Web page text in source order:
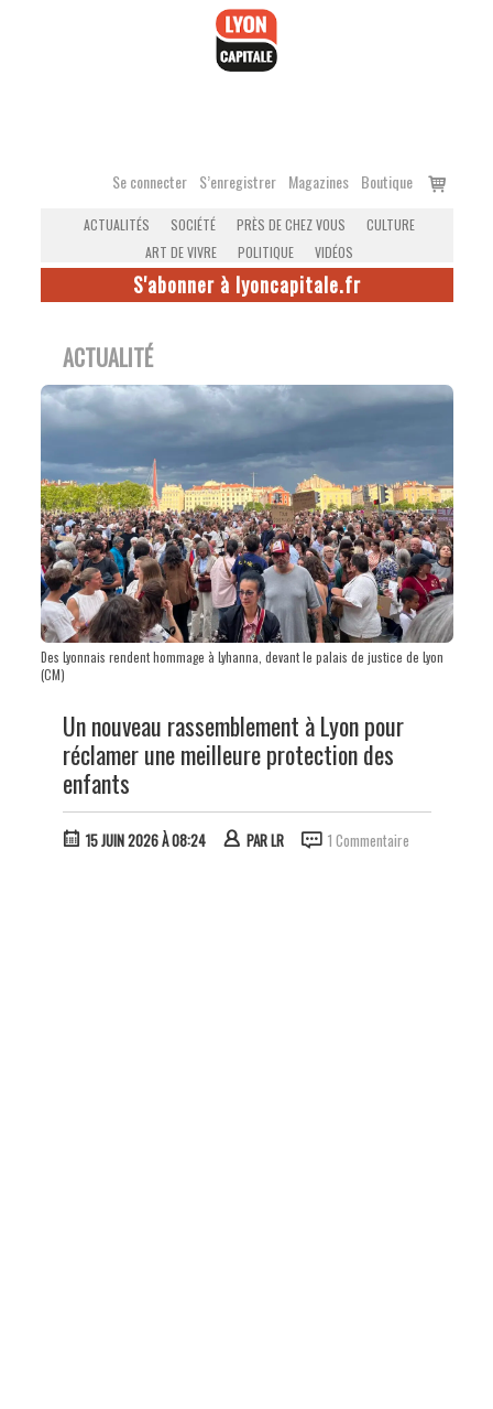
Se connecter S’enregistrer Magazines Boutique
Voir
ACTUALITÉS SOCIÉTÉ PRÈS DE CHEZ VOUS
CULTURE
ART DE VIVRE
POLITIQUE VIDÉOS
S'abonner à lyoncapitale.fr
ACTUALITÉ
Des Lyonnais rendent hommage à Lyhanna, devant le palais de justice de Lyon
(CM)
Un nouveau rassemblement à Lyon pour
réclamer une meilleure protection des
enfants
15 JUIN 2026 À 08:24 PARLR 1 Commentaire